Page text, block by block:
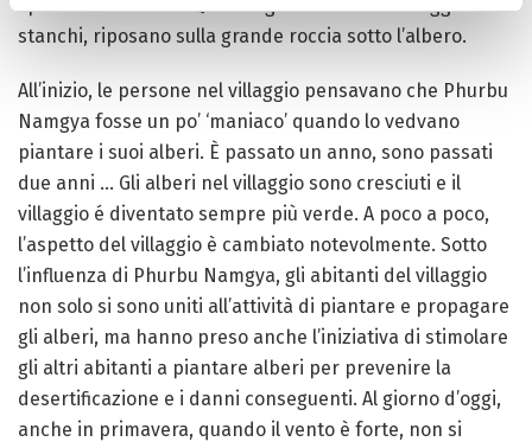
spesso di un uomo. Quando gli abitanti del villaggio sono
stanchi, riposano sulla grande roccia sotto l’albero.
All’inizio, le persone nel villaggio pensavano che Phurbu
Namgya fosse un po’ ‘maniaco’ quando lo vedvano
piantare i suoi alberi. È passato un anno, sono passati
due anni … Gli alberi nel villaggio sono cresciuti e il
villaggio é diventato sempre più verde. A poco a poco,
l’aspetto del villaggio è cambiato notevolmente. Sotto
l’influenza di Phurbu Namgya, gli abitanti del villaggio
non solo si sono uniti all’attività di piantare e propagare
gli alberi, ma hanno preso anche l’iniziativa di stimolare
gli altri abitanti a piantare alberi per prevenire la
desertificazione e i danni conseguenti. Al giorno d’oggi,
anche in primavera, quando il vento è forte, non si